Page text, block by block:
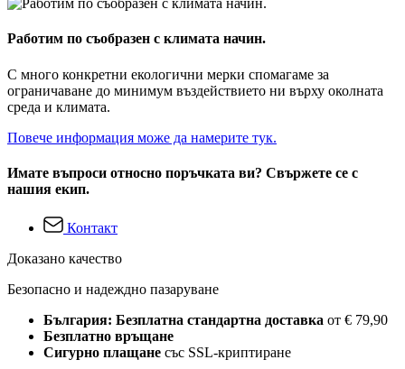
Работим по съобразен с климата начин.
С много конкретни екологични мерки спомагаме за
ограничаване до минимум въздействието ни върху околната
среда и климата.
Повече информация може да намерите тук.
Имате въпроси относно поръчката ви? Свържете се с
нашия екип.
Контакт
Доказано качество
Безопасно и надеждно пазаруване
България: Безплатна стандартна доставка от € 79,90
Безплатно връщане
Сигурно плащане със SSL-криптиране